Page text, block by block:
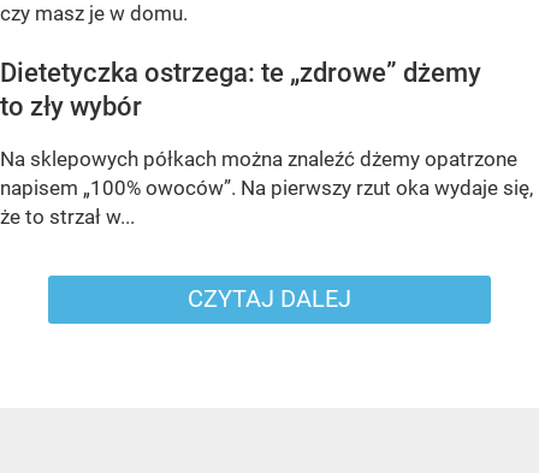
czy masz je w domu.
Dietetyczka ostrzega: te „zdrowe” dżemy
to zły wybór
Na sklepowych półkach można znaleźć dżemy opatrzone
napisem „100% owoców”. Na pierwszy rzut oka wydaje się,
że to strzał w...
CZYTAJ DALEJ